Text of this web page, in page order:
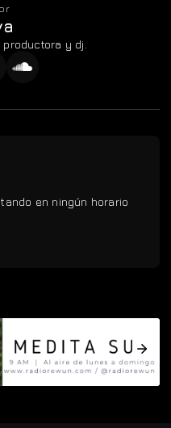
y dj.
en ningún horario